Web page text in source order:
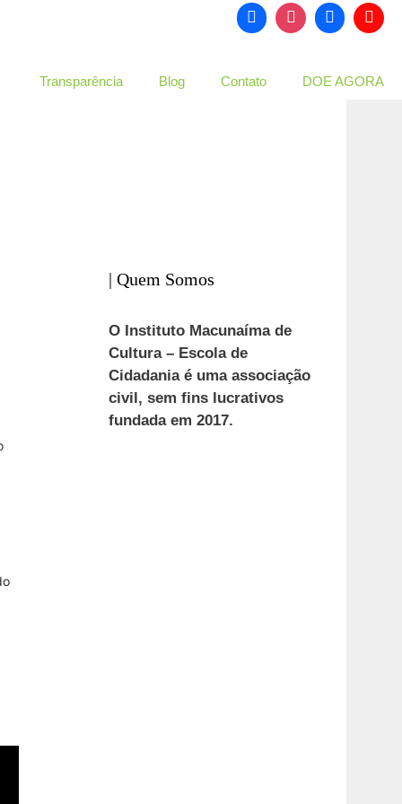
Transparência Blog Contato DOE AGORA
| Quem Somos
O Instituto Macunaíma de
Cultura – Escola de
Cidadania é uma associação
civil, sem fins lucrativos
fundada em 2017.